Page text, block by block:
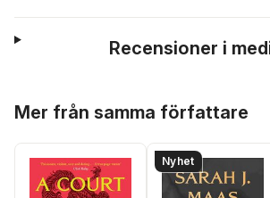
Recensioner i
Mer från samma författare
Nyhet